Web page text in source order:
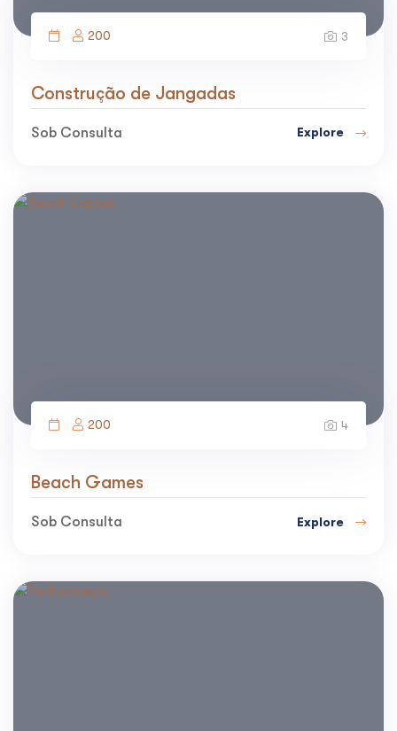
200 3
Construção de Jangadas
Sob Consulta Explore
200 4
Beach Games
Sob Consulta Explore